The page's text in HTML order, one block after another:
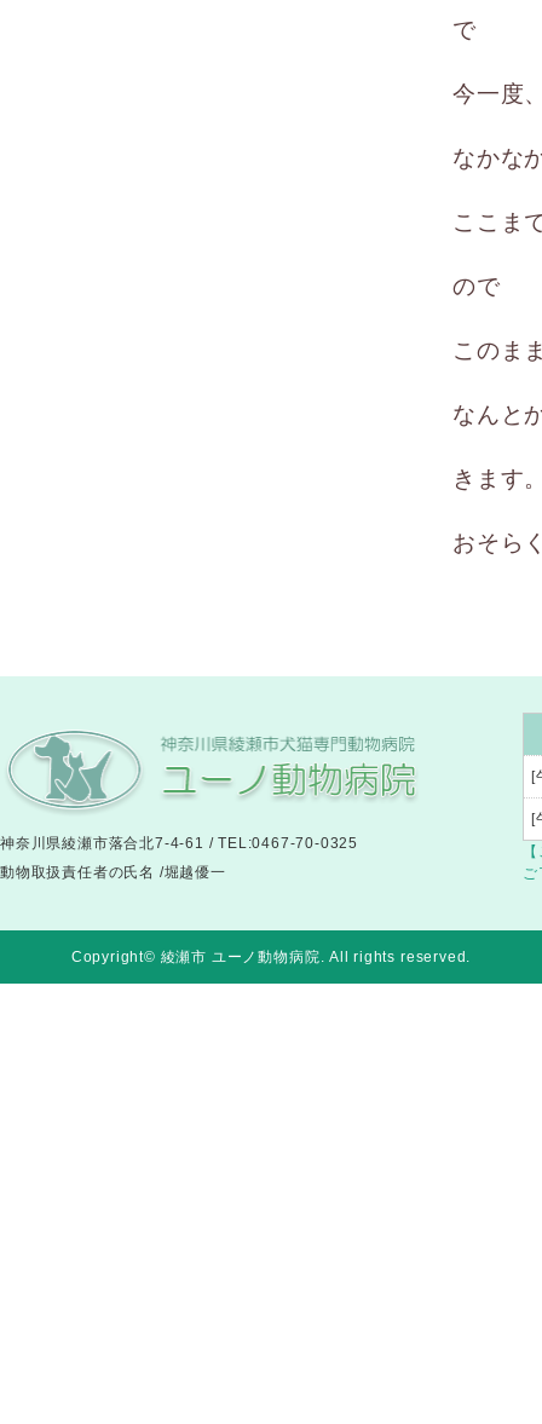
で
今一度
なかな
ここま
ので
このま
なんと
きます
おそら
神奈川県綾瀬市落合北7-4-61 / TEL:0467-70-0325
動物取扱責任者の氏名 /堀越優一
[
[
ご
Copyright© 綾瀬市 ユーノ動物病院. All rights reserved.